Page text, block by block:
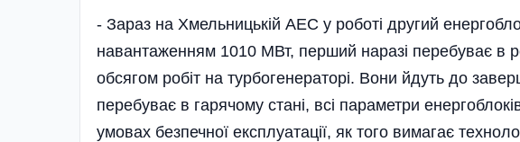
- Зараз на Хмельницькій АЕС у роботі другий
навантаженням 1010 МВт, перший наразі перебуває в
обсягом робіт на турбогенераторі. Вони йдуть до
перебуває в гарячому стані, всі параметри
умовах безпечної експлуатації, як того вимагає